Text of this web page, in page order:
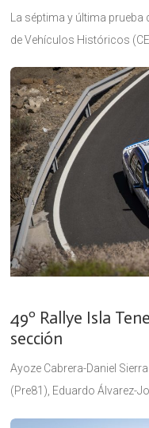
La séptima y última prueba
de Vehículos Históricos
Gómez (Pre90),
49º Rallye Isla
sección
Ayoze Cabrera-Daniel
(Pre81), Eduardo Álvarez-